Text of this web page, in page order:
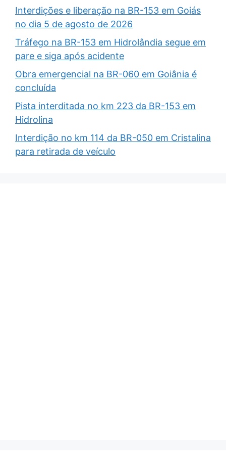
Interdições e liberação na BR-153 em Goiás
no dia 5 de agosto de 2026
Tráfego na BR-153 em Hidrolândia segue em
pare e siga após acidente
Obra emergencial na BR-060 em Goiânia é
concluída
Pista interditada no km 223 da BR-153 em
Hidrolina
Interdição no km 114 da BR-050 em Cristalina
para retirada de veículo